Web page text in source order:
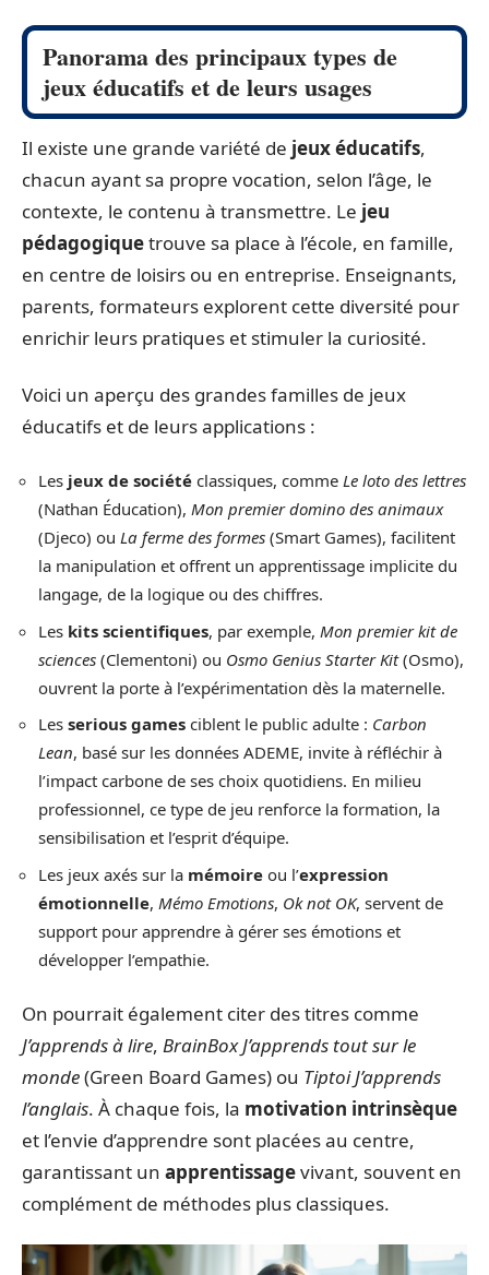
Panorama des principaux types de
jeux éducatifs et de leurs usages
Il existe une grande variété de jeux éducatifs,
chacun ayant sa propre vocation, selon l’âge, le
contexte, le contenu à transmettre. Le jeu
pédagogiquetrouve sa place à l’école, en famille,
en centre de loisirs ou en entreprise. Enseignants,
parents, formateurs explorent cette diversité pour
enrichir leurs pratiques et stimuler la curiosité.
Voici un aperçu des grandes familles de jeux
éducatifs et de leurs applications :
Les jeux de société classiques, comme Le loto des lettres
(Nathan Éducation), Mon premier domino des animaux
(Djeco) ou La ferme des formes (Smart Games), facilitent
la manipulation et offrent un apprentissage implicite du
langage, de la logique ou des chiffres.
Les kits scientifiques, par exemple, Mon premier kit de
sciences (Clementoni) ou Osmo Genius Starter Kit(Osmo),
ouvrent la porte à l’expérimentation dès la maternelle.
Les serious games ciblent le public adulte : Carbon
Lean, basé sur les données ADEME, invite à réfléchir à
l’impact carbone de ses choix quotidiens. En milieu
professionnel, ce type de jeu renforce la formation, la
sensibilisation et l’esprit d’équipe.
Les jeux axés sur la mémoire ou l’expression
émotionnelle, Mémo Emotions, Ok not OK, servent de
support pour apprendre à gérer ses émotions et
développer l’empathie.
On pourrait également citer des titres comme
J’apprends à lire, BrainBox J’apprends tout sur le
monde(Green Board Games) ou Tiptoi J’apprends
l’anglais. À chaque fois, la motivation intrinsèque
et l’envie d’apprendre sont placées au centre,
garantissant un apprentissagevivant, souvent en
complément de méthodes plus classiques.